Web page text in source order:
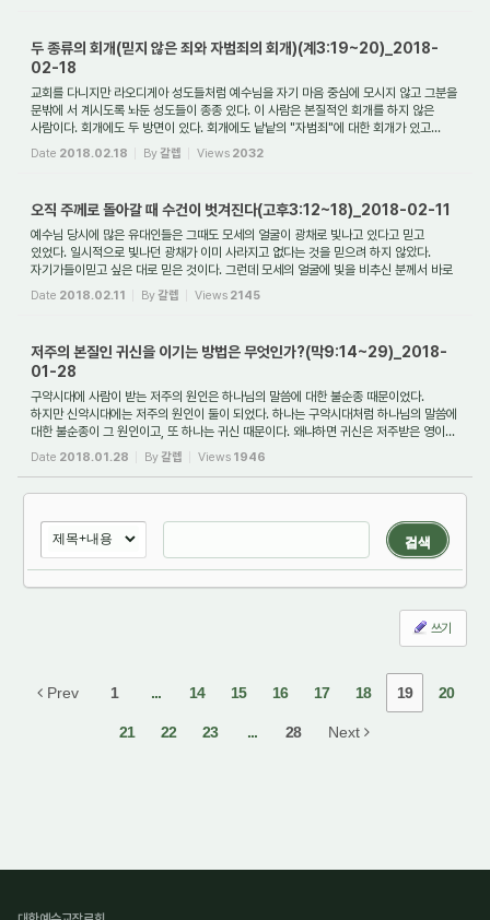
두 종류의 회개(믿지 않은 죄와 자범죄의 회개)(계3:19~20)_2018-
02-18
교회를 다니지만 라오디게아 성도들처럼 예수님을 자기 마음 중심에 모시지 않고 그분을
문밖에 서 계시도록 놔둔 성도들이 종종 있다. 이 사람은 본질적인 회개를 하지 않은
사람이다. 회개에도 두 방면이 있다. 회개에도 낱낱의 "자범죄"에 대한 회개가 있고...
Date 2018.02.18 By갈렙 Views 2032
오직 주께로 돌아갈 때 수건이 벗겨진다(고후3:12~18)_2018-02-11
예수님 당시에 많은 유대인들은 그때도 모세의 얼굴이 광채로 빛나고 있다고 믿고
있었다. 일시적으로 빛나던 광채가 이미 사라지고 없다는 것을 믿으려 하지 않았다.
자기가들이믿고 싶은 대로 믿은 것이다. 그런데 모세의 얼굴에 빛을 비추신 분께서 바로
그...
Date 2018.02.11 By갈렙 Views 2145
저주의 본질인 귀신을 이기는 방법은 무엇인가?(막9:14~29)_2018-
01-28
구약시대에 사람이 받는 저주의 원인은 하나님의 말씀에 대한 불순종 때문이었다.
하지만 신약시대에는 저주의 원인이 둘이 되었다. 하나는 구약시대처럼 하나님의 말씀에
대한 불순종이 그 원인이고, 또 하나는 귀신 때문이다. 왜냐하면 귀신은 저주받은 영이...
Date 2018.01.28 By갈렙 Views 1946
검색
쓰기
Prev 1 ... 14 15 16 17 18 19 20
21 22 23 ... 28 Next